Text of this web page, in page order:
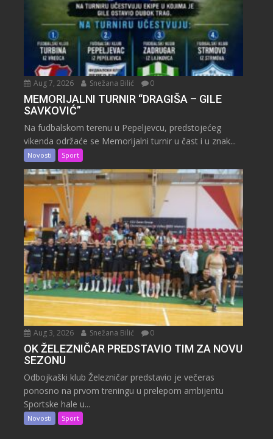
Aug 7, 2026 Snežana Bilić 0
MEMORIJALNI TURNIR “DRAGIŠA – GILE
SAVKOVIĆ”
Na fudbalskom terenu u Pepeljevcu, predstojećeg
vikenda održaće se Memorijalni turnir u čast i u znak...
Novosti Sport
Aug 3, 2026 Snežana Bilić 0
OK ŽELEZNIČAR PREDSTAVIO TIM ZA NOVU
SEZONU
Odbojkaški klub Železničar predstavio je večeras
ponosno na prvom treningu u prelepom ambijentu
Sportske hale u...
Novosti Sport